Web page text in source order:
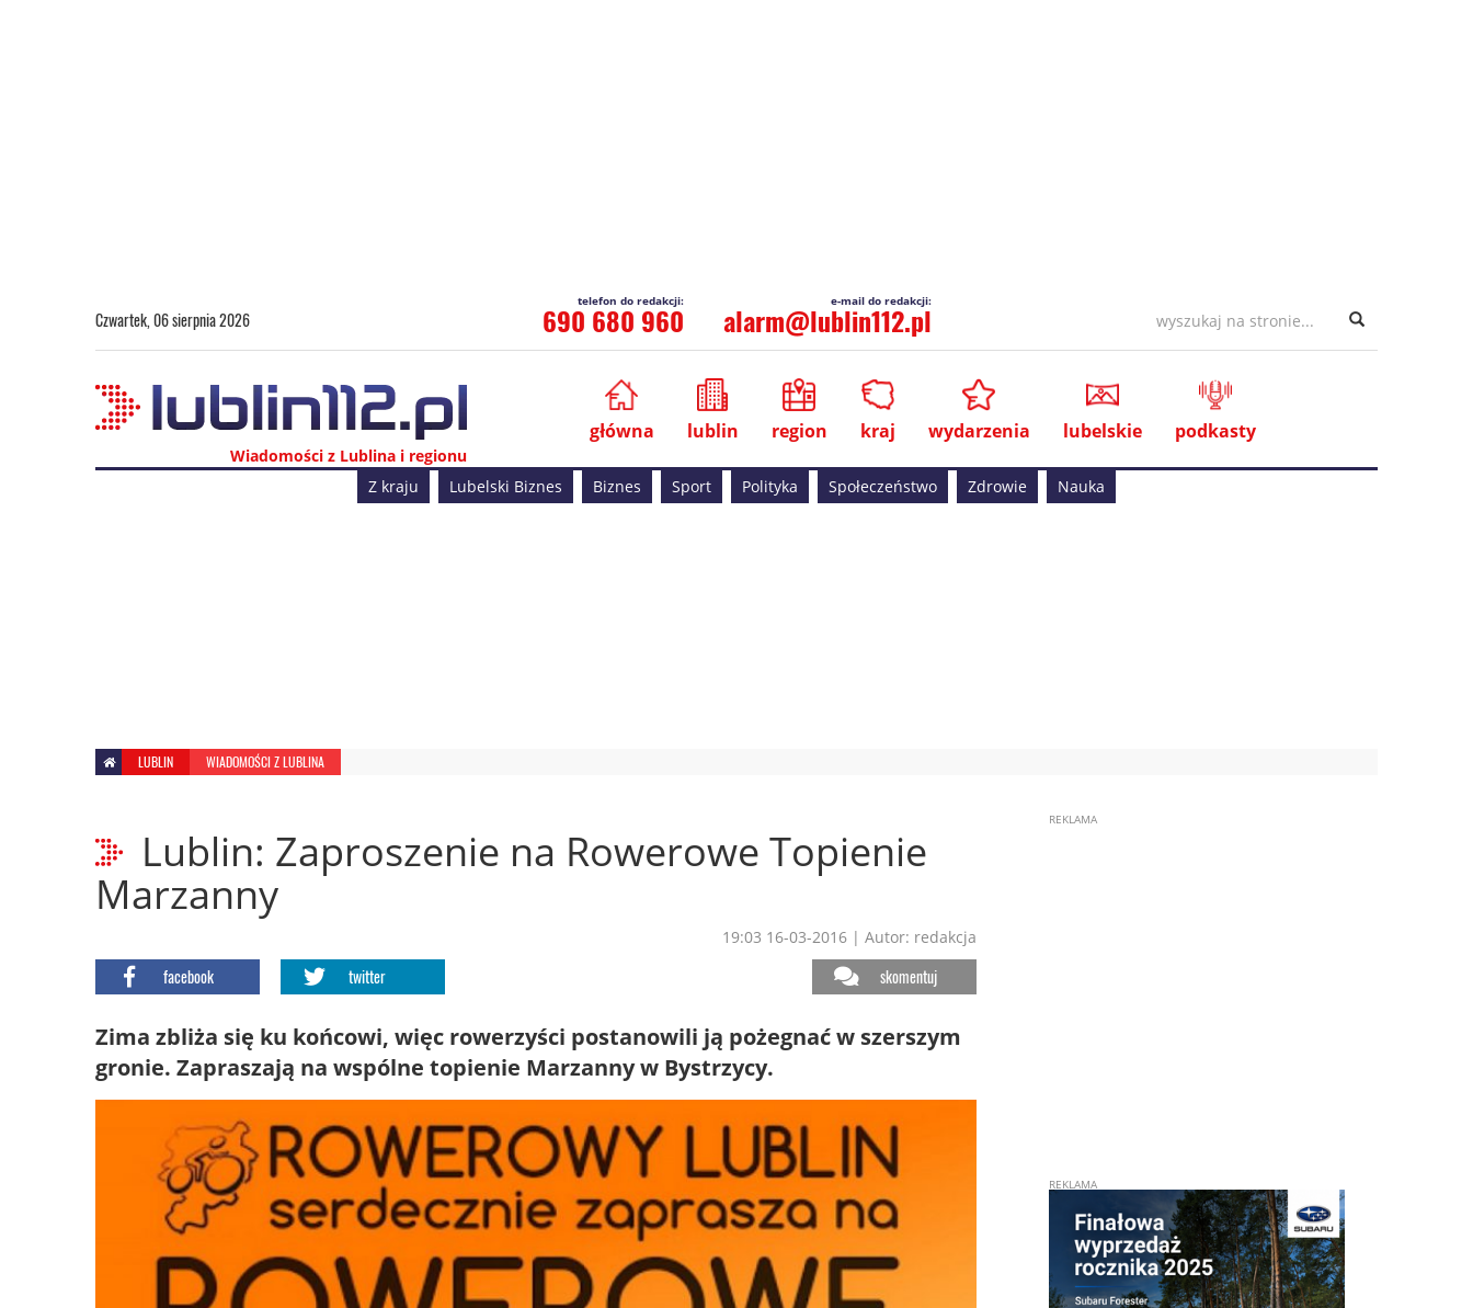
Czwartek, 06 sierpnia 2026 690 680 960 alarm@lublin112.pl
Wiadomości z Lublina i regionu
główna lublin region kraj wydarzenia lubelskie podkasty
Z kraju Lubelski Biznes Biznes Sport Polityka Społeczeństwo Zdrowie Nauka
LUBLIN WIADOMOŚCI Z LUBLINA
Lublin: Zaproszenie na Rowerowe Topienie
Marzanny
19:03 16-03-2016 | Autor: redakcja
facebook twitter skomentuj
Zima zbliża się ku końcowi, więc rowerzyści postanowili ją pożegnać w szerszym
gronie. Zapraszają na wspólne topienie Marzanny w Bystrzycy.